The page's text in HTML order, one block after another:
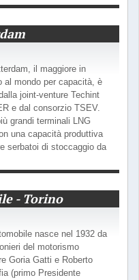
il maggiore in
al mondo per capacità, è
joint-venture Techint
e dal consorzio TSEV.
grandi terminali LNG
una capacità produttiva
serbatoi di stoccaggio da
- Torino
nasce nel 1932 da
del motorismo
Goria Gatti e Roberto
(primo Presidente